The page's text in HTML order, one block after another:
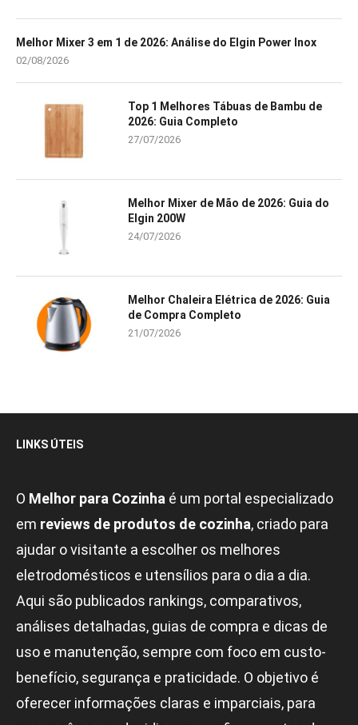
Melhor Mixer 3 em 1 de 2026: Análise do Elgin Power Inox
02/08/2026
Top 1 Melhores Tábuas de Bambu de
2026: Guia Completo
27/07/2026
Melhor Mixer de Mão de 2026: Guia do
Elgin 200W
24/07/2026
Melhor Chaleira Elétrica de 2026: Guia
de Compra Completo
21/07/2026
LINKS ÚTEIS
O Melhor para Cozinha é um portal especializado
em reviews de produtos de cozinha, criado para
ajudar o visitante a escolher os melhores
eletrodomésticos e utensílios para o dia a dia.
Aqui são publicados rankings, comparativos,
análises detalhadas, guias de compra e dicas de
uso e manutenção, sempre com foco em custo-
benefício, segurança e praticidade. O objetivo é
oferecer informações claras e imparciais, para